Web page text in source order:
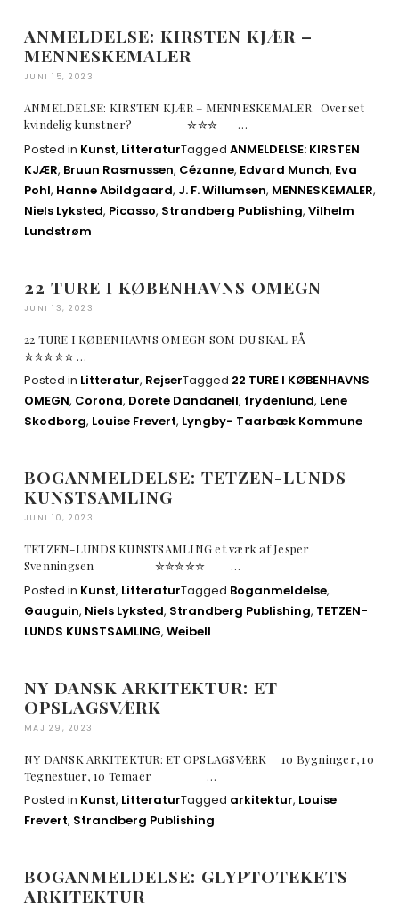
ANMELDELSE: KIRSTEN KJÆR –
MENNESKEMALER
JUNI 15, 2023
ANMELDELSE: KIRSTEN KJÆR – MENNESKEMALER Overset
kvindelig kunstner? ✮✮✮ …
Posted in Kunst, LitteraturTagged ANMELDELSE: KIRSTEN
KJÆR, Bruun Rasmussen, Cézanne, Edvard Munch, Eva
Pohl, Hanne Abildgaard, J. F. Willumsen, MENNESKEMALER,
Niels Lyksted, Picasso, Strandberg Publishing, Vilhelm
Lundstrøm
22 TURE I KØBENHAVNS OMEGN
JUNI 13, 2023
22 TURE I KØBENHAVNS OMEGN SOM DU SKAL PÅ
✮✮✮✮✮ …
Posted in Litteratur, RejserTagged 22 TURE I KØBENHAVNS
OMEGN, Corona, Dorete Dandanell, frydenlund, Lene
Skodborg, Louise Frevert, Lyngby- Taarbæk Kommune
BOGANMELDELSE: TETZEN-LUNDS
KUNSTSAMLING
JUNI 10, 2023
TETZEN-LUNDS KUNSTSAMLING et værk af Jesper
Svenningsen ✮✮✮✮✮ …
Posted in Kunst, LitteraturTagged Boganmeldelse,
Gauguin, Niels Lyksted, Strandberg Publishing, TETZEN-
LUNDS KUNSTSAMLING, Weibell
NY DANSK ARKITEKTUR: ET
OPSLAGSVÆRK
MAJ 29, 2023
NY DANSK ARKITEKTUR: ET OPSLAGSVÆRK 10 Bygninger, 10
Tegnestuer, 10 Temaer …
Posted in Kunst, LitteraturTagged arkitektur, Louise
Frevert, Strandberg Publishing
BOGANMELDELSE: GLYPTOTEKETS
ARKITEKTUR